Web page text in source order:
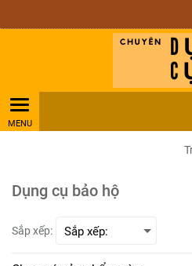
Dụng cụ bảo hộ
Sắp xếp: